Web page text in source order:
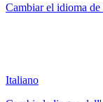
Cambiar el idioma de
Italiano